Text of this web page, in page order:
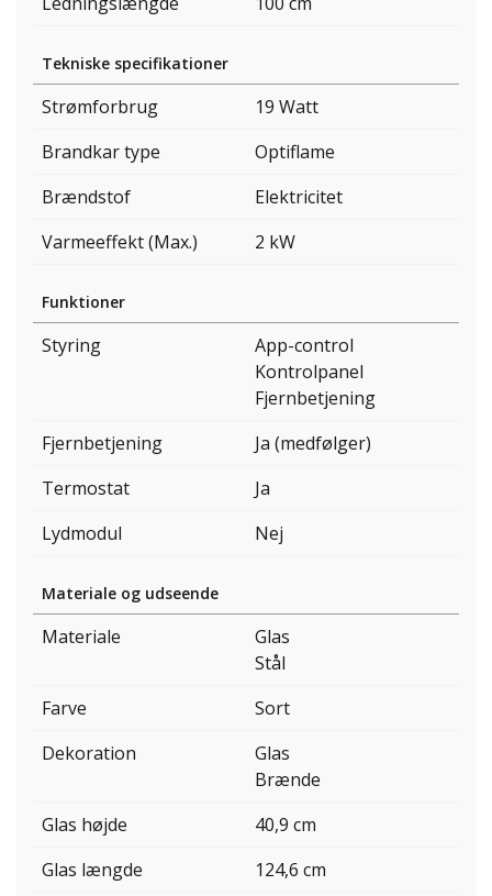
Tekniske specifikationer
Strømforbrug
19 Watt
Brandkar type
Optiflame
Brændstof
Elektricitet
Varmeeffekt (Max.)
2 kW
Funktioner
Styring
App-control
Kontrolpanel
Fjernbetjening
Fjernbetjening
Ja (medfølger)
Termostat
Ja
Lydmodul
Nej
Materiale og udseende
Materiale
Glas
Stål
Farve
Sort
Dekoration
Glas
Brænde
Glas højde
40,9 cm
Glas længde
124,6 cm